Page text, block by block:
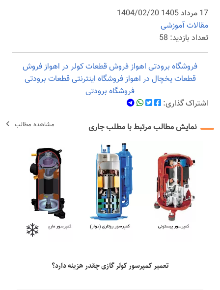
17 مرداد 1405 1404/02/20
مقالات آموزشی
تعداد بازدید: 58
فروشگاه برودتی اهوازفروش قطعات کولر در اهوازفروش
قطعات یخچال در اهوازفروشگاه اینترنتی قطعات برودتی
فروشگاه برودتی
اشتراک گذاری:
نمایش مطالب مرتبط با مطلب جاری
مشاهده مطالب
تعمیر کمپرسور کولر گازی چقدر هزینه دارد؟